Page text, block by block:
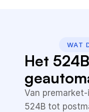
WAT
Het
Van
524B tot